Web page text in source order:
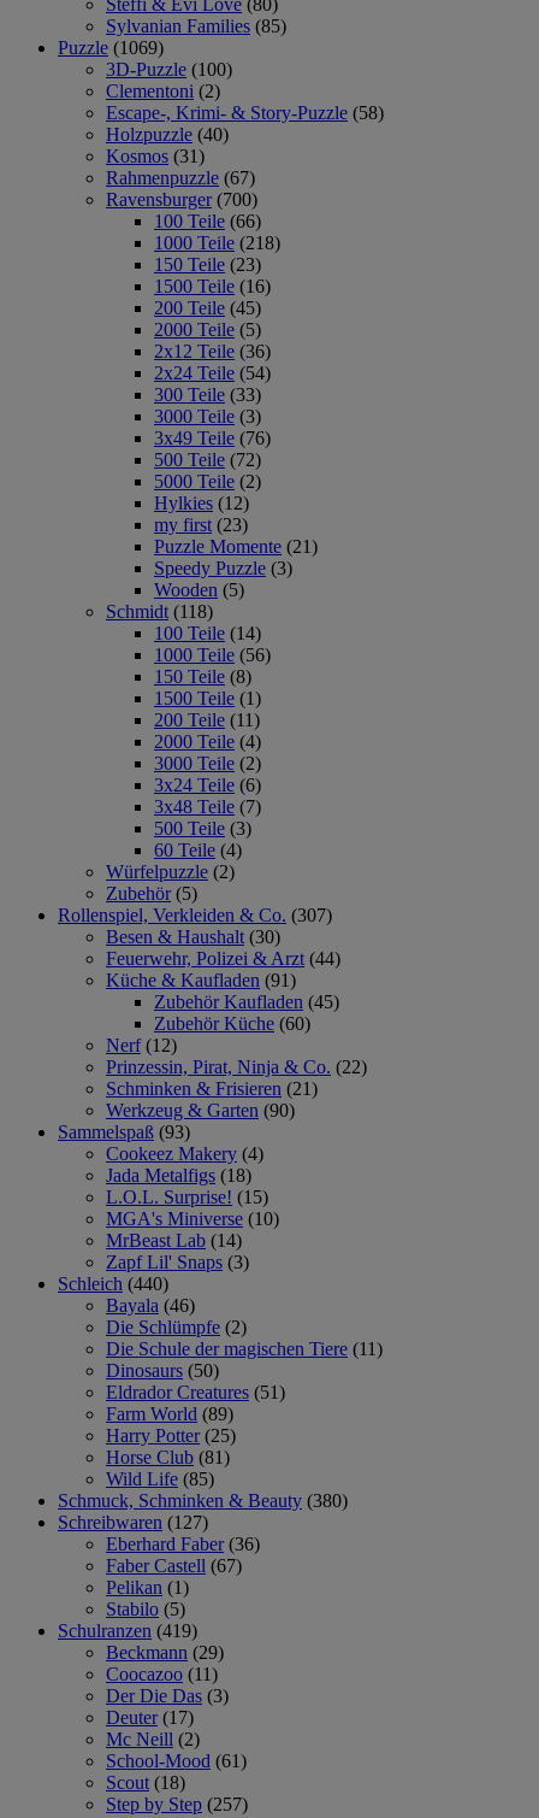
Sylvanian Families (85)
Puzzle (1069)
3D-Puzzle (100)
Clementoni (2)
Escape-, Krimi- & Story-Puzzle (58)
Holzpuzzle (40)
Kosmos (31)
Rahmenpuzzle (67)
Ravensburger (700)
100 Teile (66)
1000 Teile (218)
150 Teile (23)
1500 Teile (16)
200 Teile (45)
2000 Teile (5)
2x12 Teile (36)
2x24 Teile (54)
300 Teile (33)
3000 Teile (3)
3x49 Teile (76)
500 Teile (72)
5000 Teile (2)
Hylkies (12)
my first (23)
Puzzle Momente (21)
Speedy Puzzle (3)
Wooden (5)
Schmidt (118)
100 Teile (14)
1000 Teile (56)
150 Teile (8)
1500 Teile (1)
200 Teile (11)
2000 Teile (4)
3000 Teile (2)
3x24 Teile (6)
3x48 Teile (7)
500 Teile (3)
60 Teile (4)
Würfelpuzzle (2)
Zubehör (5)
Rollenspiel, Verkleiden & Co. (307)
Besen & Haushalt (30)
Feuerwehr, Polizei & Arzt (44)
Küche & Kaufladen (91)
Zubehör Kaufladen (45)
Zubehör Küche (60)
Nerf (12)
Prinzessin, Pirat, Ninja & Co. (22)
Schminken & Frisieren (21)
Werkzeug & Garten (90)
Sammelspaß (93)
Cookeez Makery (4)
Jada Metalfigs (18)
L.O.L. Surprise! (15)
MGA's Miniverse (10)
MrBeast Lab (14)
Zapf Lil' Snaps (3)
Schleich (440)
Bayala (46)
Die Schlümpfe (2)
Die Schule der magischen Tiere (11)
Dinosaurs (50)
Eldrador Creatures (51)
Farm World (89)
Harry Potter (25)
Horse Club (81)
Wild Life (85)
Schmuck, Schminken & Beauty (380)
Schreibwaren (127)
Eberhard Faber (36)
Faber Castell (67)
Pelikan (1)
Stabilo (5)
Schulranzen (419)
Beckmann (29)
Coocazoo (11)
Der Die Das (3)
Deuter (17)
Mc Neill (2)
School-Mood (61)
Scout (18)
Step by Step (257)